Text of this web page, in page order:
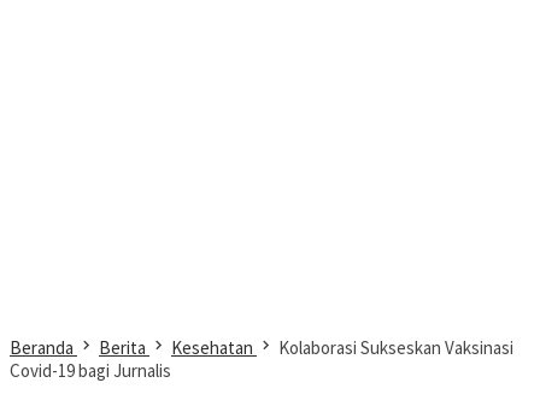
Beranda Berita Kesehatan
Kolaborasi Sukseskan Vaksinasi
Covid-19 bagi Jurnalis